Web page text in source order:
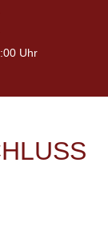
Uhr